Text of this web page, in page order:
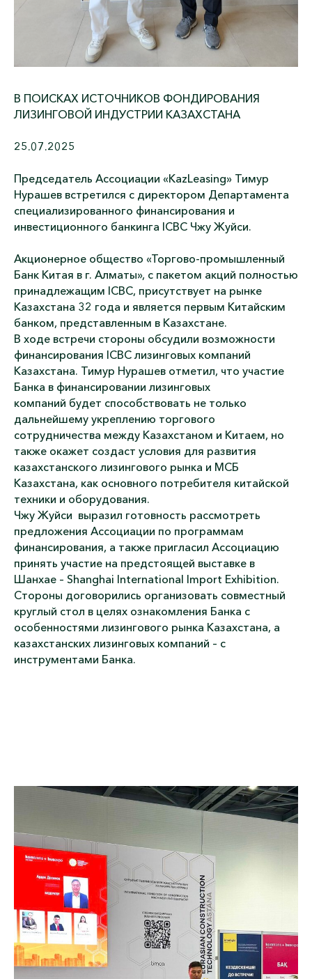
В ПОИСКАХ ИСТОЧНИКОВ ФОНДИРОВАНИЯ
ЛИЗИНГОВОЙ ИНДУСТРИИ КАЗАХСТАНА
25.07.2025
Председатель Ассоциации «KazLeasing» Тимур
Нурашев встретился с директором Департамента
специализированного финансирования и
инвестиционного банкинга ICBC Чжу Жуйси.
Акционерное общество «Торгово-промышленный
Банк Китая в г. Алматы», с пакетом акций полностью
принадлежащим ICBC, присутствует на рынке
Казахстана 32 года и является первым Китайским
банком, представленным в Казахстане.
В ходе встречи стороны обсудили возможности
финансирования ICBC лизинговых компаний
Казахстана. Тимур Нурашев отметил, что участие
Банка в финансировании лизинговых
компаний будет способствовать не только
дальнейшему укреплению торгового
сотрудничества между Казахстаном и Китаем, но
также окажет создаст условия для развития
казахстанского лизингового рынка и МСБ
Казахстана, как основного потребителя китайской
техники и оборудования.
Чжу Жуйси выразил готовность рассмотреть
предложения Ассоциации по программам
финансирования, а также пригласил Ассоциацию
принять участие на предстоящей выставке в
Шанхае – Shanghai International Import Exhibition.
Стороны договорились организовать совместный
круглый стол в целях ознакомления Банка с
особенностями лизингового рынка Казахстана, а
казахстанских лизинговых компаний – с
инструментами Банка.